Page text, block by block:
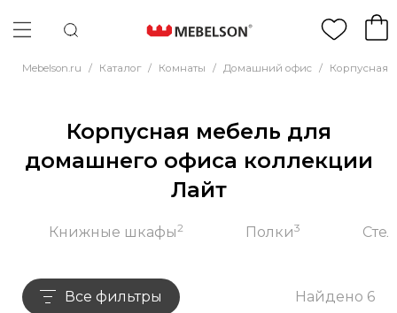
Mebelson.ru / Каталог / Комнаты / Домашний офис / Корпусная
Корпусная мебель для
домашнего офиса коллекции
Лайт
Книжные шкафы2 Полки3
Все фильтры Найдено 6